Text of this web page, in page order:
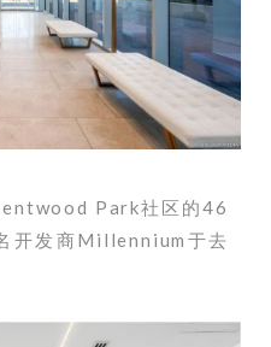
Park社区的46
开发商Millennium于去